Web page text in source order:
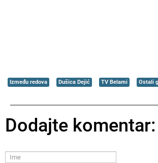
Između redova Dušica Dejić TV Belami Ostali
Dodajte komentar: